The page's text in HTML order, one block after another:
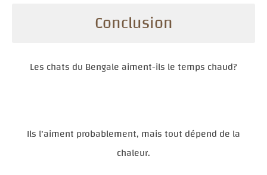
Conclusion
Les chats du Bengale aiment-ils le temps chaud?
Ils l'aiment probablement, mais tout dépend de la
chaleur.